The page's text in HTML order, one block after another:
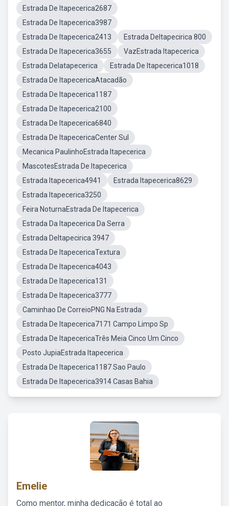
Estrada De Itapecerica2687
Estrada De Itapecerica3987
Estrada De Itapecerica2413
Estrada DeItapecirica 800
Estrada De Itapecerica3655
VazEstrada Itapecerica
Estrada DeIatapecerica
Estrada De Itapecerica1018
Estrada De ItapecericaAtacadão
Estrada De Itapecerica1187
Estrada De Itapecerica2100
Estrada De Itapecerica6840
Estrada De ItapecericaCenter Sul
Mecanica PaulinhoEstrada Itapecerica
MascotesEstrada De Itapecerica
Estrada Itapecerica4941
Estrada Itapecerica8629
Estrada Itapecerica3250
Feira NoturnaEstrada De Itapecerica
Estrada Da Itapecerica Da Serra
Estrada DeItapecirica 3947
Estrada De ItapecericaTextura
Estrada De Itapecerica4043
Estrada De Itapecerica131
Estrada De Itapecerica3777
Caminhao De CorreioPNG Na Estrada
Estrada De Itapecerica7171 Campo Limpo Sp
Estrada De ItapecericaTrês Meia Cinco Um Cinco
Posto JupiaEstrada Itapecerica
Estrada De Itapecerica1187 Sao Paulo
Estrada De Itapecerica3914 Casas Bahia
Emelie
Como mentor, minha dedicação é total ao